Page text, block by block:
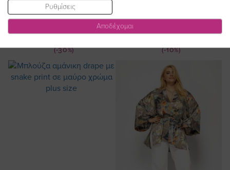
Top τιράντα με δαντέλα σε
άμμος χρώμα plus size
(-30%) (-10%)
Τιμή
Ρυθμίσεις
Αποδέχομαι